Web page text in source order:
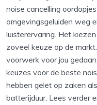
noise cancelling
omgevingsgeluiden weg
luisterervaring. Het
zoveel keuze op de
voorwerk voor jou
keuzes voor de beste
hebben gelet op zaken
batterijduur. Lees verder